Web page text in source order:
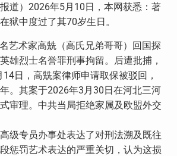
道） 2026年5月 10日，本网获悉：著
狱中度过了其70岁生日。
艺术家高兟（高氏兄弟哥哥）回国探
雄烈士名誉罪刑事拘留。后遭批捕，
14日，高兟案律师申请取保被驳回，
。 其案于2026年3 月30日在河北三河
审理。中共当局拒绝家属及欧盟外交
级专员办事处表达了对刑法溯及既往
惩罚艺术表达的严重关切，认为这损